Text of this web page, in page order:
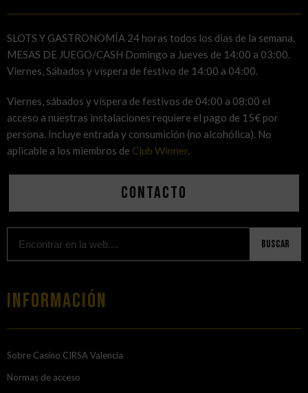
SLOTS Y GASTRONOMÍA 24 horas todos los dias de la semana.
MESAS DE JUEGO/CASH Domingo a Jueves de 14:00 a 03:00.
Viernes, Sábados y víspera de festivo de 14:00 a 04:00.
Viernes, sábados y víspera de festivos de 04:00 a 08:00 el
acceso a nuestras instalaciones requiere el pago de 15€ por
persona. Incluye entrada y consumición (no alcohólica). No
aplicable a los miembros de Club Winner.
Contacto
Buscar
Información
Sobre Casino CIRSA Valencia
Normas de acceso